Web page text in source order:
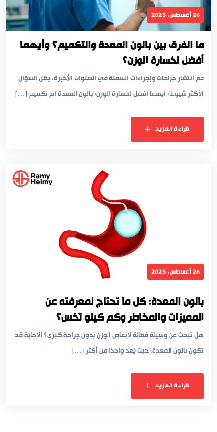
26 أغسطس، 2025
ما الفرق بين بالون المعدة والتكميم؟ وأيهما
أفضل لخسارة الوزن؟
مع انتشار جراحات وإجراءات السمنة في السنوات الأخيرة، يظل السؤال
الأكثر شيوعًا: أيهما أفضل لخسارة الوزن: بالون المعدة أم تكميم […]
قراءة المزيد
26 أغسطس، 2025
بالون المعدة: كل ما تحتاج لمعرفته عن
المميزات والمخاطر وكم كيلو تخس؟
هل تبحث عن وسيلة فعّالة لإنقاص الوزن بدون جراحة كبرى؟ الإجابة قد
تكون بالون المعدة، حيث يُعد واحدًا من أكثر […]
قراءة المزيد